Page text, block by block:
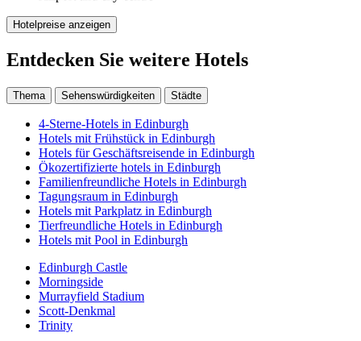
Hotelpreise anzeigen
Entdecken Sie weitere Hotels
Thema Sehenswürdigkeiten Städte
4-Sterne-Hotels in Edinburgh
Hotels mit Frühstück in Edinburgh
Hotels für Geschäftsreisende in Edinburgh
Ökozertifizierte hotels in Edinburgh
Familienfreundliche Hotels in Edinburgh
Tagungsraum in Edinburgh
Hotels mit Parkplatz in Edinburgh
Tierfreundliche Hotels in Edinburgh
Hotels mit Pool in Edinburgh
Edinburgh Castle
Morningside
Murrayfield Stadium
Scott-Denkmal
Trinity